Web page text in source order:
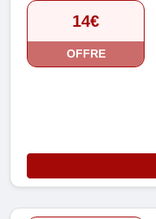
14€
OFFRE